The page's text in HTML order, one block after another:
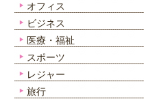
オフィス
ビジネス
医療・福祉
スポーツ
レジャー
旅行